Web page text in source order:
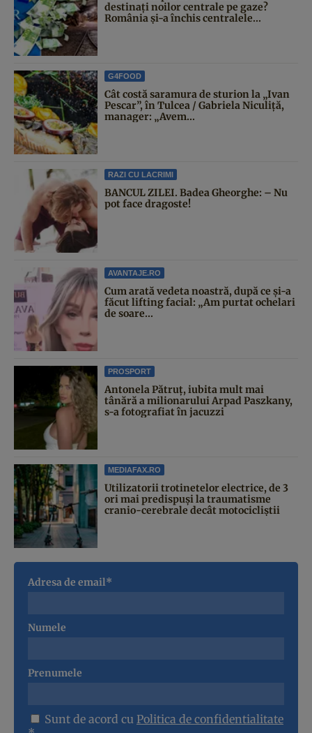
destinați noilor centrale pe gaze?
România și-a închis centralele...
G4FOOD
Cât costă saramura de sturion la „Ivan
Pescar”, în Tulcea / Gabriela Niculiță,
manager: „Avem...
RAZI CU LACRIMI
BANCUL ZILEI. Badea Gheorghe: – Nu
pot face dragoste!
AVANTAJE.RO
Cum arată vedeta noastră, după ce și-a
făcut lifting facial: „Am purtat ochelari
de soare...
PROSPORT
Antonela Pătruț, iubita mult mai
tânără a milionarului Arpad Paszkany,
s-a fotografiat în jacuzzi
MEDIAFAX.RO
Utilizatorii trotinetelor electrice, de 3
ori mai predispuși la traumatisme
cranio-cerebrale decât motocicliștii
Adresa de email*
Numele
Prenumele
Sunt de acord cu Politica de confidentialitate